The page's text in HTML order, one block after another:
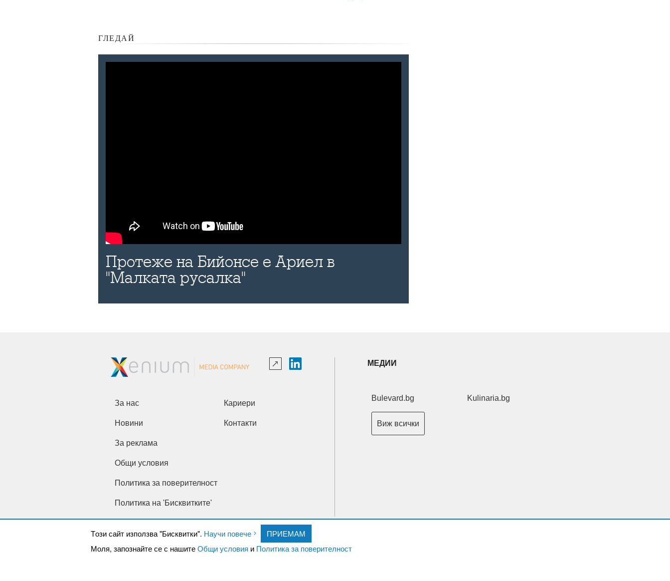
ГЛЕДАЙ
Протеже на Бийонсе е Ариел в
"Малката русалка"
Tози сайт използва "Бисквитки". Научи повече
ПРИЕМАМ
Моля, запознайте се с нашитеОбщи условия и Политика за поверителност
За нас Кариери
Новини Контакти
За реклама
Общи условия
Политика за поверителност
Политика на 'Бисквитките'
МЕДИИ
Bulevard.bg Kulinaria.bg
Виж всички
Copyright © 2026 Ксениум ООД. Всички права запазени.
XeniumCompany.com